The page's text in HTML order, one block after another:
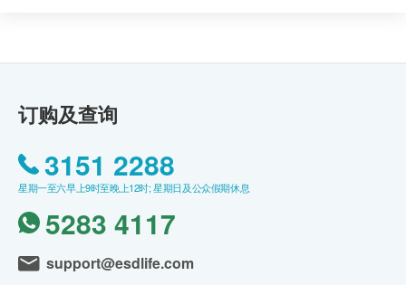
订购及查询
3151 2288
星期一至六早上9时至晚上12时; 星期日及公众假期休息
5283 4117
support@esdlife.com